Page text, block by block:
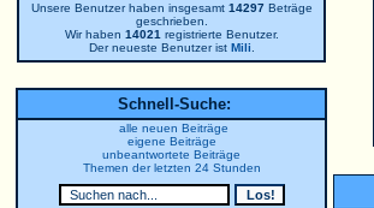
Unsere Benutzer haben insgesamt 14297Beträge
geschrieben.
Wir haben 14021 registrierte Benutzer.
Der neueste Benutzer ist Mili
Schnell-Suche:
alle neuen Beiträge
eigene Beiträge
unbeantwortete Beiträge
Themen der letzten 24 Stunden